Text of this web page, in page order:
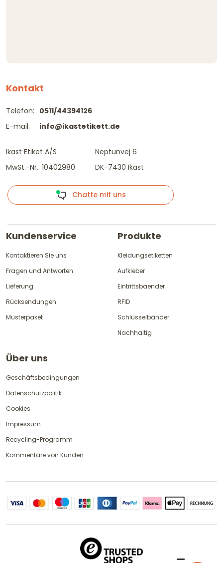
Kontakt
Telefon:
E-mail:
0511/44394126
info@ikastetikett.de
Ikast Etiket A/S
MwSt.-Nr.: 10402980
Neptunvej 6
DK-7430 Ikast
Chatte mit uns
Kundenservice
Kontaktieren Sie uns
Fragen und Antworten
Lieferung
Rücksendungen
Musterpaket
Produkte
Kleidungsetiketten
Aufkleber
Eintrittsbaender
RFID
Schlüsselbänder
Nachhaltig
Über uns
Geschäftsbedingungen
Datenschutzpolitik
Cookies
Impressum
Recycling-Programm
Kommentare von Kunden